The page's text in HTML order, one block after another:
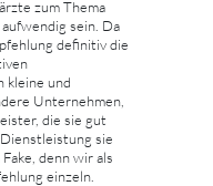
zum Thema
sein. Da
definitiv die
kleine und
Unternehmen,
die sie gut
sie
denn wir als
einzeln.